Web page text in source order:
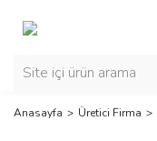
Anasayfa Üretici Firma